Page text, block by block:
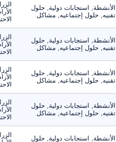
الأنشطة, استجابات دولية, حلول
تقنيه, حلول إجتماعيه, مشاكل
الأنشطة, استجابات دولية, حلول
تقنيه, حلول إجتماعيه, مشاكل
الأنشطة, استجابات دولية, حلول
تقنيه, حلول إجتماعيه, مشاكل
الأنشطة, استجابات دولية, حلول
تقنيه, حلول إجتماعيه, مشاكل
الأنشطة, استجابات دولية, حلول